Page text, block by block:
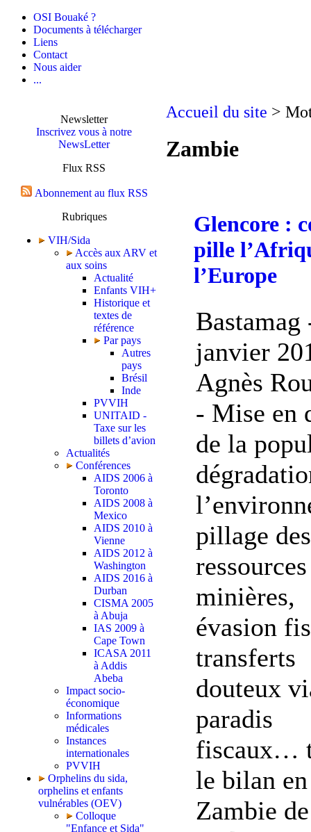
OSI Bouaké ?
Documents à télécharger
Liens
Contact
Nous aider
...
Newsletter
Inscrivez vous à notre
NewsLetter
Flux RSS
Abonnement au flux RSS
Rubriques
VIH/Sida
Accès aux ARV et
aux soins
Actualité
Enfants VIH+
Historique et
textes de
référence
Par pays
Autres
pays
Brésil
Inde
PVVIH
UNITAID -
Taxe sur les
billets d’avion
Actualités
Conférences
AIDS 2006 à
Toronto
AIDS 2008 à
Mexico
AIDS 2010 à
Vienne
AIDS 2012 à
Washington
AIDS 2016 à
Durban
CISMA 2005
à Abuja
IAS 2009 à
Cape Town
ICASA 2011
à Addis
Abeba
Impact socio-
économique
Informations
médicales
Instances
internationales
PVVIH
Orphelins du sida,
orphelins et enfants
vulnérables (OEV)
Colloque
"Enfance et Sida"
Accueil du site >
Zambie
Glencore :
pille
l’Europe
Bastamag
janvier
Agnès
- Mise en
de la
pillage des
ressources
minières,
évasion
transferts
douteux
paradis
fiscaux…
le bilan en
Zambie